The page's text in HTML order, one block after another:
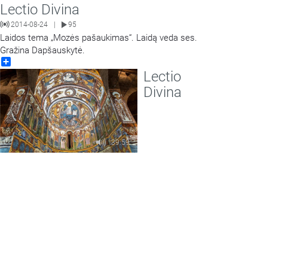
Lectio Divina
2014-08-24 95
Laidos tema „Mozės pašaukimas“. Laidą veda ses.
Gražina Dapšauskytė.
39:59
Lectio
Divina